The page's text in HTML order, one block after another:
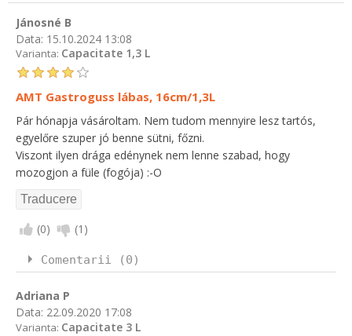
Jánosné B
Data: 15.10.2024 13:08
Varianta: Capacitate 1,3 L
AMT Gastroguss lábas, 16cm/1,3L
Pár hónapja vásároltam. Nem tudom mennyire lesz tartós,
egyelőre szuper jó benne sütni, főzni.
Viszont ilyen drága edénynek nem lenne szabad, hogy
mozogjon a füle (fogója) :-O
(0) (1 )
Comentarii (0)
Adriana P
Data: 22.09.2020 17:08
Varianta: Capacitate 3 L